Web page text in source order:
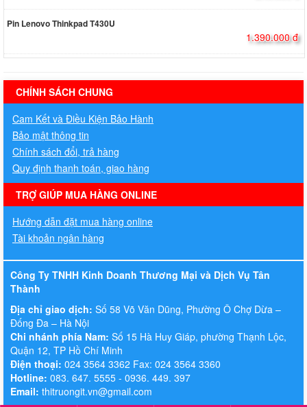
Pin Lenovo Thinkpad T430U
1.390.000 đ
hermes handbags outlet online
CHÍNH SÁCH CHUNG
Cam Kết và Điều Kiện Bảo Hành
Bảo mật thông tin
Chính sách đổi, trả hàng
Quy định thanh toán, giao hàng
TRỢ GIÚP MUA HÀNG ONLINE
Hướng dẫn đặt mua hàng online
Tài khoản ngân hàng
Công Ty TNHH Kinh Doanh Thương Mại và Dịch Vụ Tân
Thành
Địa chỉ giao dịch: Số 58 Võ Văn Dũng, Phường Ô Chợ Dừa –
Đống Đa – Hà Nội
Chi nhánh phía Nam: Số 15 Hà Huy Giáp, phường Thạnh Lộc,
Quận 12, TP Hồ Chí Minh
Điện thoại: 024 3564 3362 Fax: 024 3564 3360
Hotline: 083. 647. 5555 - 0936. 449. 397
Email: thitruongit.vn@gmail.com